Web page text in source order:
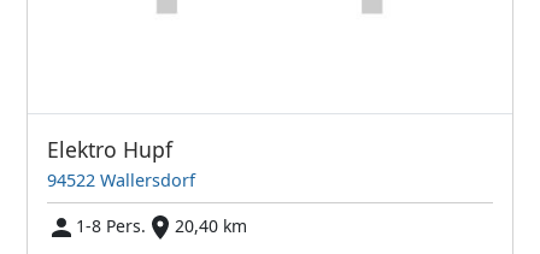
Elektro Hupf
94522 Wallersdorf
1-8 Pers.
20,40 km